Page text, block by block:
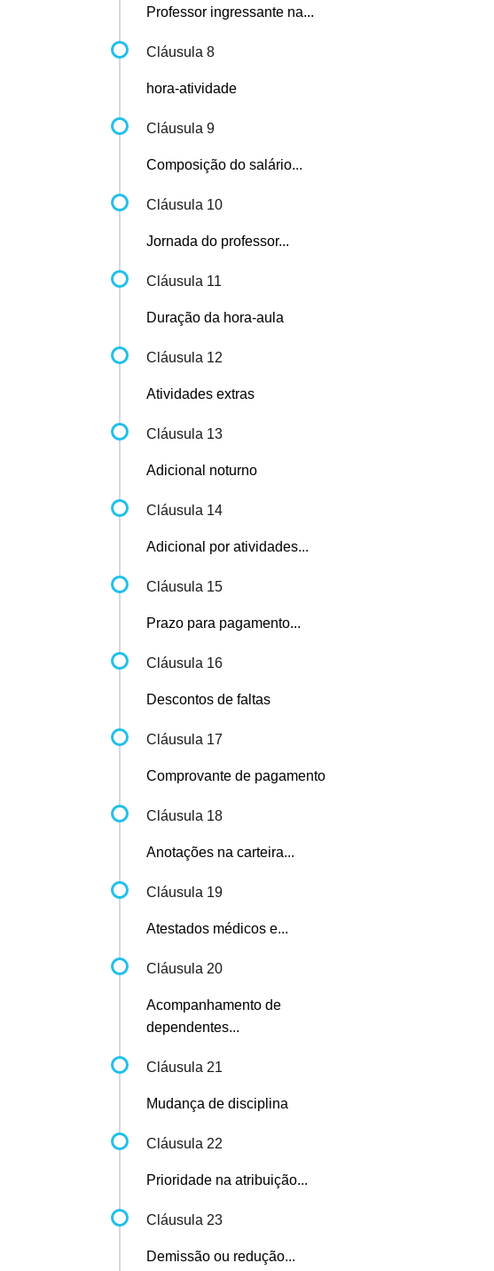
Professor ingressante na...
Cláusula 8
hora-atividade
Cláusula 9
Composição do salário...
Cláusula 10
Jornada do professor...
Cláusula 11
Duração da hora-aula
Cláusula 12
Atividades extras
Cláusula 13
Adicional noturno
Cláusula 14
Adicional por atividades...
Cláusula 15
Prazo para pagamento...
Cláusula 16
Descontos de faltas
Cláusula 17
Comprovante de pagamento
Cláusula 18
Anotações na carteira...
Cláusula 19
Atestados médicos e...
Cláusula 20
Acompanhamento de
dependentes...
Cláusula 21
Mudança de disciplina
Cláusula 22
Prioridade na atribuição...
Cláusula 23
Demissão ou redução...